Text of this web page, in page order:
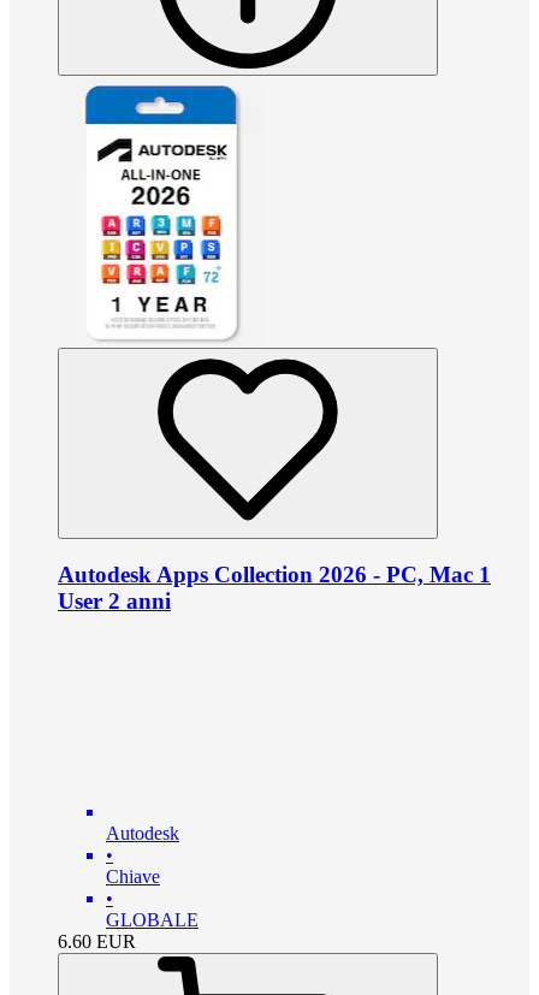
Autodesk Apps Collection 2026 - PC, Mac 1
User 2 anni
Autodesk
•
Chiave
•
GLOBALE
6.60 EUR